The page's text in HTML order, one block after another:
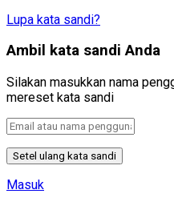
Lupa kata sandi?
Ambil kata sandi Anda
Silakan masukkan nama
mereset kata sandi
Masuk